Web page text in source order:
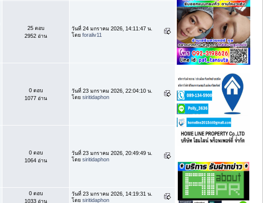
25 ตอบ
2952 อ่าน
วันที่ 24 มกราคม 2026, 14:11:47 น.
โดย foraliv11
0 ตอบ
1077 อ่าน
วันที่ 23 มกราคม 2026, 22:04:10 น.
โดย siritidaphon
0 ตอบ
1064 อ่าน
วันที่ 23 มกราคม 2026, 20:49:49 น.
โดย siritidaphon
0 ตอบ
1033 อ่าน
วันที่ 23 มกราคม 2026, 14:19:31 น.
โดย siritidaphon